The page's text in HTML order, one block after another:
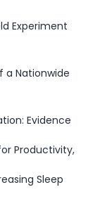
Experiment
a Nationwide
Evidence
Productivity,
Sleep